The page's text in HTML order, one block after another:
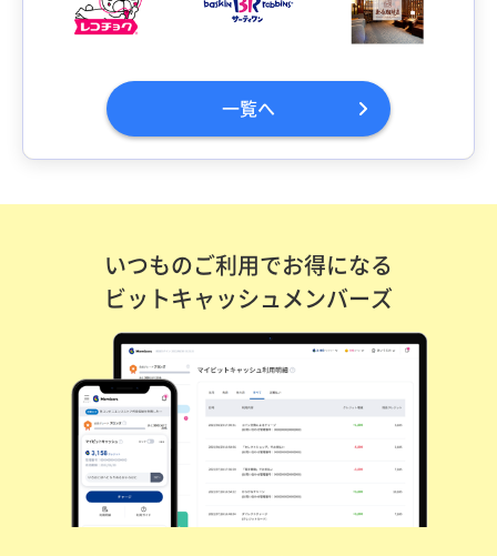
一覧へ
いつものご利用でお得になる
ビットキャッシュメンバーズ